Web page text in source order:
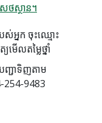
ស្ថាន។
ស់អ្នក ចុះឈ្មោះ
ើលតម្លៃថ្នាំ
ញ្ជាទិញតាម
9483